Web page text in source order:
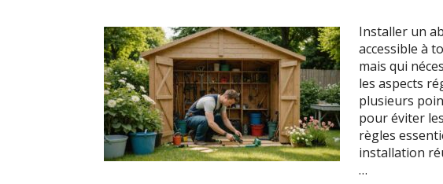
Installer un
accessible à
mais qui
les aspects
plusieurs
pour éviter
règles
installation
…